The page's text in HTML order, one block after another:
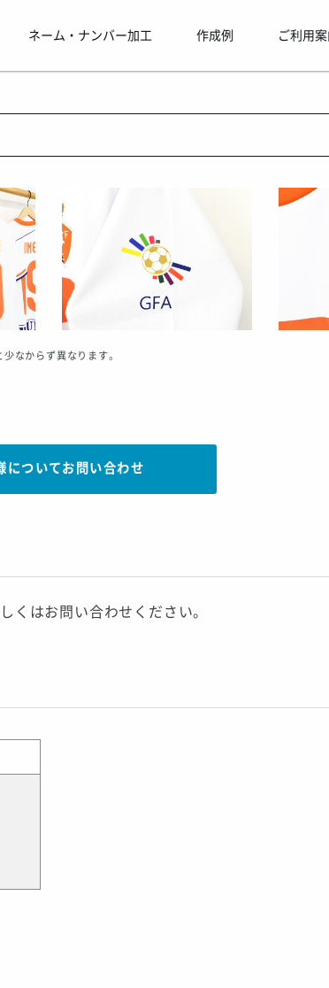
ネーム・ナンバー加工 作成例 ご利用
なからず異なります。
についてお問い合わせ
くはお問い合わせください。